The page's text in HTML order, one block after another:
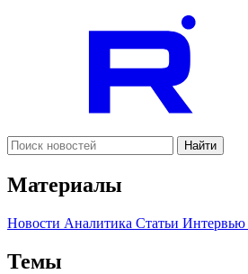
Найти
Материалы
Новости Аналитика Статьи Интервью
Темы